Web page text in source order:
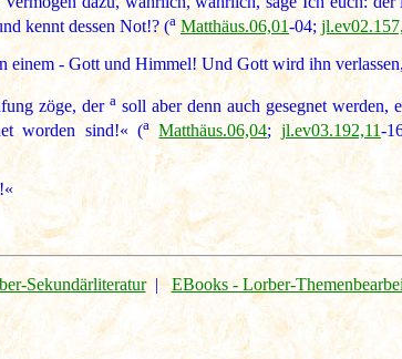
kennt dessen Not!? (a Matthäus.06,01-04;
- Gott und Himmel! Und Gott wird ihn
zöge, der a soll aber denn auch gesegnet werden,
worden sind!« (a Matthäus.06,04; jl.ev03.192,11-
Sekundärliteratur|EBooks - Lorber-